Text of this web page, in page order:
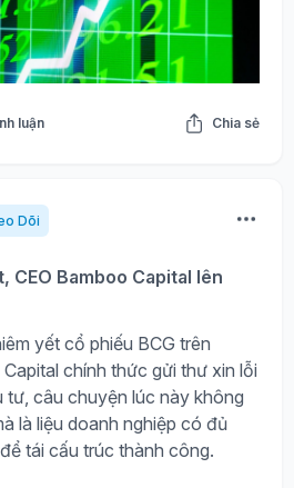
luận Chia sẻ
Dõi
CEO Bamboo Capital lên
yết cổ phiếu BCG trên
chính thức gửi thư xin lỗi
tư, câu chuyện lúc này không
là liệu doanh nghiệp có đủ
tái cấu trúc thành công.